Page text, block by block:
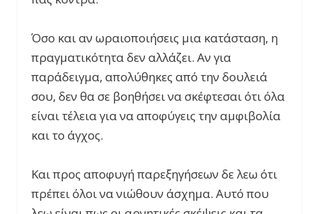
Όσο και αν ωραιοποιήσεις μια κατάσταση, η
πραγματικότητα δεν αλλάζει. Αν για
παράδειγμα, απολύθηκες από την δουλειά
σου, δεν θα σε βοηθήσει να σκέφτεσαι ότι όλα
είναι τέλεια για να αποφύγεις την αμφιβολία
και το άγχος.
Και προς αποφυγή παρεξηγήσεων δε λεω ότι
πρέπει όλοι να νιώθουν άσχημα. Αυτό που